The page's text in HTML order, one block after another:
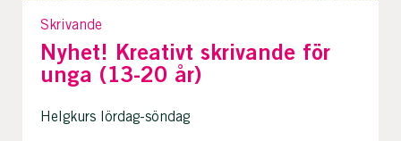
Skrivande
Nyhet! Kreativt skrivande för
unga (13-20 år)
Helgkurs lördag-söndag